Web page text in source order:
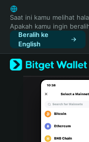
English
日本語
Tiếng Việt
Русский
Español
Türkçe
Italiano
Português (Portugal)
Saat ini kamu melihat
Apakah kamu ingin
Beralih ke
English